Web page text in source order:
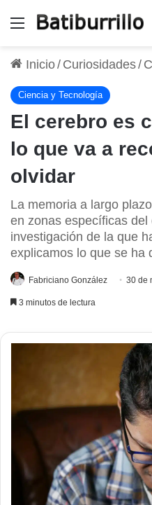
Menú
Inicio/ Curiosidades/
Ciencia y Tecnología
El cerebro es
lo que va a
olvidar
La memoria a largo
en zonas específicas del
investigación de la que
explicamos lo que se ha
Fabriciano González 30 de
3 minutos de lectura